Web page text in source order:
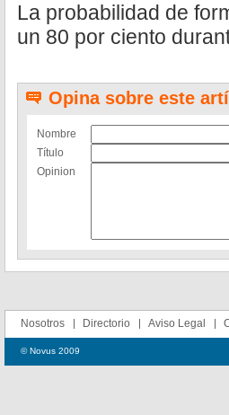
La probabilidad de
un 80 por ciento
Opina sobre este
Nombre
Título
Opinion
Nosotros Directorio Aviso Legal
© Novus 2009